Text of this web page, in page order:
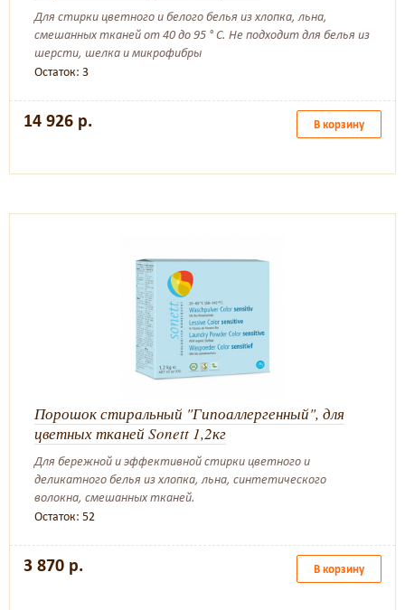
Для стирки цветного и белого белья из хлопка, льна,
смешанных тканей от 40 до 95 ° C. Не подходит для белья из
шерсти, шелка и микрофибры
Остаток: 3
14 926 р. В корзину
Порошок стиральный "Гипоаллергенный", для
цветных тканей Sonett 1,2кг
Для бережной и эффективной стирки цветного и
деликатного белья из хлопка, льна, синтетического
волокна, смешанных тканей.
Остаток: 52
3 870 р. В корзину